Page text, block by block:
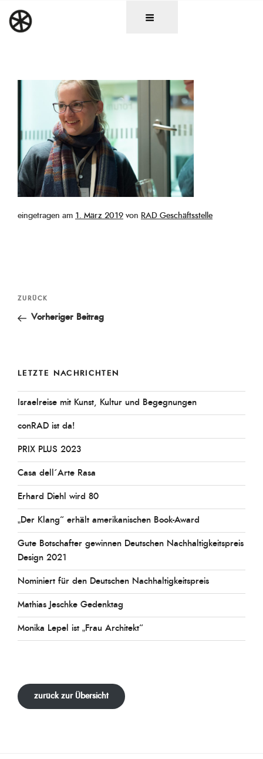
Inhalt
springen
eingetragen am Veröffentlicht
1. März 2019 von RAD Geschäftsstelle
Beitragsnavigation
Vorheriger
Beitrag
ZURÜCK
Vorheriger Beitrag
LETZTE NACHRICHTEN
Israelreise mit Kunst, Kultur und Begegnungen
conRAD ist da!
PRIX PLUS 2023
Casa dell´Arte Rasa
Erhard Diehl wird 80
„Der Klang“ erhält amerikanischen Book-Award
Gute Botschafter gewinnen Deutschen Nachhaltigkeitspreis
Design 2021
Nominiert für den Deutschen Nachhaltigkeitspreis
Mathias Jeschke Gedenktag
Monika Lepel ist „Frau Architekt“
zurück zur Übersicht